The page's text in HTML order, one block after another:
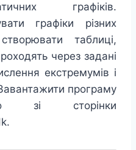
графіків.
графіки різних
таблиці,
через задані
екстремумів і
програму
зі сторінки